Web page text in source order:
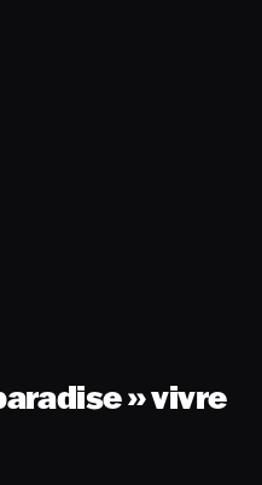
» vivre